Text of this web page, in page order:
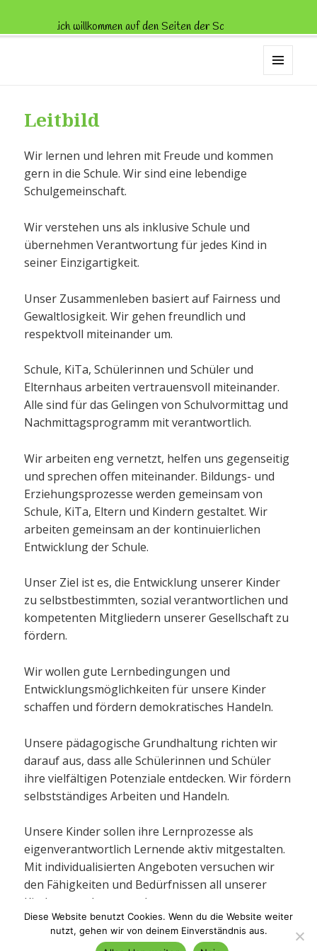
Leitbild
Wir lernen und lehren mit Freude und kommen
gern in die Schule. Wir sind eine lebendige
Schulgemeinschaft.
Wir verstehen uns als inklusive Schule und
übernehmen Verantwortung für jedes Kind in
seiner Einzigartigkeit.
Unser Zusammenleben basiert auf Fairness und
Gewaltlosigkeit. Wir gehen freundlich und
respektvoll miteinander um.
Schule, KiTa, Schülerinnen und Schüler und
Elternhaus arbeiten vertrauensvoll miteinander.
Alle sind für das Gelingen von Schulvormittag und
Nachmittagsprogramm mit verantwortlich.
Wir arbeiten eng vernetzt, helfen uns gegenseitig
und sprechen offen miteinander. Bildungs- und
Erziehungsprozesse werden gemeinsam von
Schule, KiTa, Eltern und Kindern gestaltet. Wir
arbeiten gemeinsam an der kontinuierlichen
Entwicklung der Schule.
Unser Ziel ist es, die Entwicklung unserer Kinder
zu selbstbestimmten, sozial verantwortlichen und
kompetenten Mitgliedern unserer Gesellschaft zu
fördern.
Wir wollen gute Lernbedingungen und
Entwicklungsmöglichkeiten für unsere Kinder
schaffen und fördern demokratisches Handeln.
Unsere pädagogische Grundhaltung richten wir
darauf aus, dass alle Schülerinnen und Schüler
ihre vielfältigen Potenziale entdecken. Wir fördern
selbstständiges Arbeiten und Handeln.
Unsere Kinder sollen ihre Lernprozesse als
eigenverantwortlich Lernende aktiv mitgestalten.
Mit individualisierten Angeboten versuchen wir
den Fähigkeiten und Bedürfnissen all unserer
Kinder gerecht zu werden.
Herzlich willkommen auf den Seiten der Schule Trenknerweg!
Diese Website benutzt Cookies. Wenn du die Website weiter
nutzt, gehen wir von deinem Einverständnis aus.